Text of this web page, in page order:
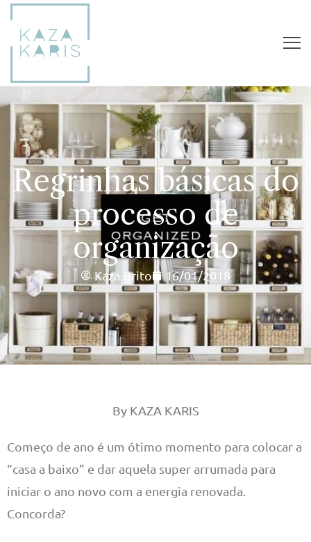
Regrinhas básicas do
processo de
organização
Kaza Brito 16/01/2018
By KAZA KARIS
Começo de ano é um ótimo momento para colocar a
“casa a baixo” e dar aquela super arrumada para
iniciar o ano novo com a energia renovada.
Concorda?